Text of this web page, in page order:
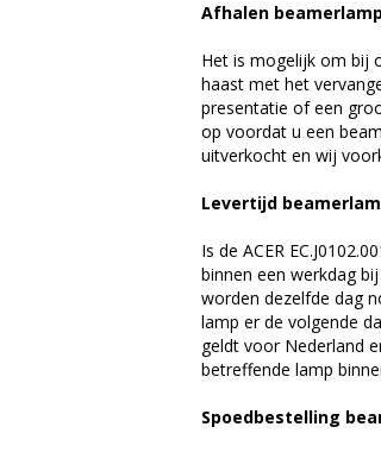
Afhalen
Het is mogelijk om bij
haast met het
presentatie of een
op voordat u een
uitverkocht en wij
Levertijd
Is de ACER
binnen een werkdag
worden dezelfde dag
lamp er de volgende
geldt voor Nederland
betreffende lamp
Spoedbestelling